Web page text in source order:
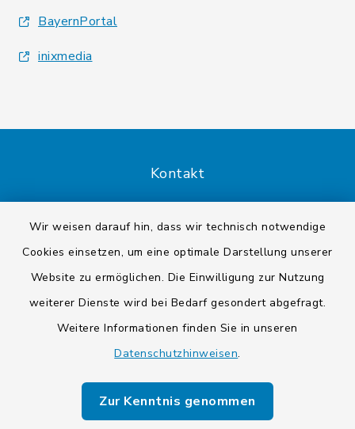
Wir weisen darauf hin, dass wir technisch notwendige
Cookies einsetzen, um eine optimale Darstellung unserer
Website zu ermöglichen. Die Einwilligung zur Nutzung
weiterer Dienste wird bei Bedarf gesondert abgefragt.
Weitere Informationen finden Sie in unseren
Datenschutzhinweisen.
Zur Kenntnis genommen
BayernPortal
inixmedia
Kontakt
Datenschutz
Impressum
Sitemap
Cookie-Einstellungen